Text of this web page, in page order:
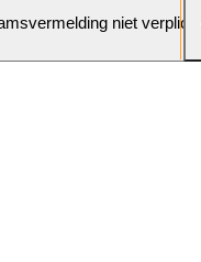
niet verplicht